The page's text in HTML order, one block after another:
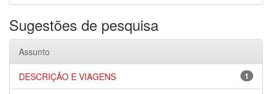
Sugestões de pesquisa
Assunto
1
DESCRIÇÃO E VIAGENS